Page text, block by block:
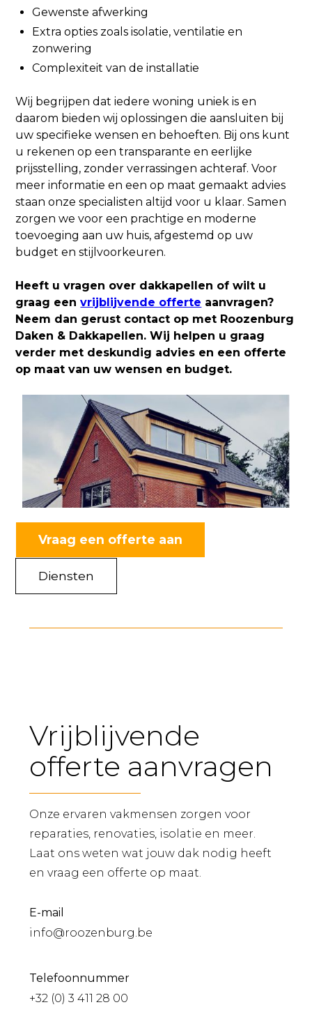
Gewenste afwerking
Extra opties zoals isolatie, ventilatie en
zonwering
Complexiteit van de installatie
Wij begrijpen dat iedere woning uniek is en
daarom bieden wij oplossingen die aansluiten bij
uw specifieke wensen en behoeften. Bij ons kunt
u rekenen op een transparante en eerlijke
prijsstelling, zonder verrassingen achteraf. Voor
meer informatie en een op maat gemaakt advies
staan onze specialisten altijd voor u klaar. Samen
zorgen we voor een prachtige en moderne
toevoeging aan uw huis, afgestemd op uw
budget en stijlvoorkeuren.
Heeft u vragen over dakkapellen of wilt u
graag eenvrijblijvende offerte aanvragen?
Neem dan gerust contact op met Roozenburg
Daken & Dakkapellen. Wij helpen u graag
verder met deskundig advies en een offerte
op maat van uw wensen en budget.
Vraag een offerte aan
Diensten
Vrijblijvende
offerte aanvragen
Onze ervaren vakmensen zorgen voor
reparaties, renovaties, isolatie en meer.
Laat ons weten wat jouw dak nodig heeft
en vraag een offerte op maat.
E-mail
info@roozenburg.be
Telefoonnummer
+32 (0) 3 411 28 00